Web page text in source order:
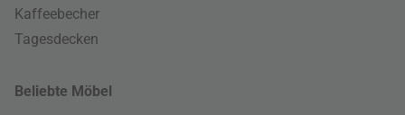
Kaffeebecher
Tagesdecken
Beliebte Möbel